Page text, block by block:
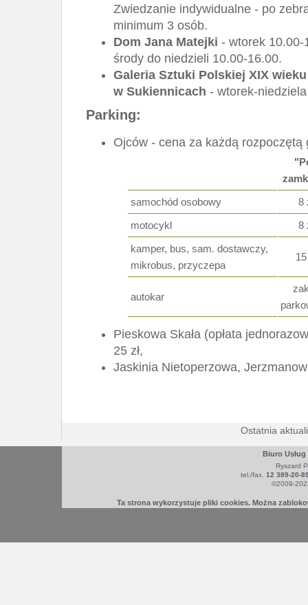
Zwiedzanie indywidualne - po
minimum 3 osób.
Dom Jana Matejki - wtorek 10.00-
środy do niedzieli 10.00-16.00.
Galeria Sztuki Polskiej XIX wieku
w Sukiennicach - wtorek-
Parking:
Ojców - cena za każdą rozpoczętą
samochód osobowy
8
motocykl
8
kamper, bus, sam. dostawczy,
mikrobus, przyczepa
15
autokar
Pieskowa Skała (opłata
25 zł,
Jaskinia Nietoperzowa,
Ostatnia
Biuro
Ryszard
tel./fax. 12 389-20-
©2009-
Ta strona wykorzystuje pliki cookies. Można